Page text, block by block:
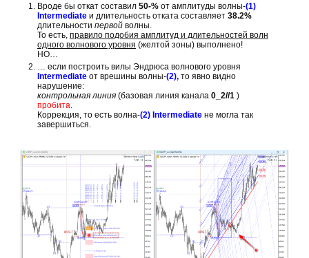
Вроде бы откат составил 50-% от амплитуды волны-(1)
Intermediate и длительность отката составляет 38.2%
длительности первой волны.
То есть, правило подобия амплитуд и длительностей волн
одного волнового уровня (желтой зоны) выполнено!
НО…
… если построить вилы Эндрюса волнового уровня
Intermediate от врешины волны-(2), то явно видно
нарушение:
контрольная линия (базовая линия канала 0_2//1 )
пробита
Коррекция, то есть волна-(2) Intermediate не могла так
завершиться.